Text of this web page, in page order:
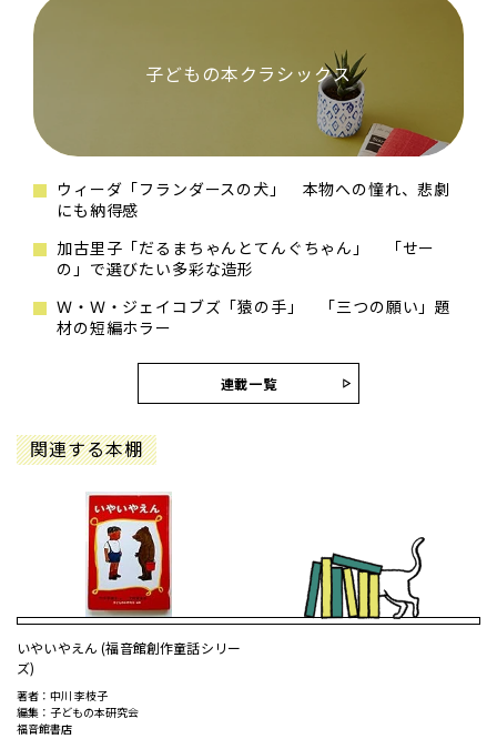
子どもの本クラシックス
ウィーダ「フランダースの犬」 本物への憧れ、悲劇
にも納得感
加古里子「だるまちゃんとてんぐちゃん」 「せー
の」で選びたい多彩な造形
Ｗ・Ｗ・ジェイコブズ「猿の手」 「三つの願い」題
材の短編ホラー
連載一覧
関連する本棚
いやいやえん (福音館創作童話シリー
ズ)
著者：中川 李枝子
編集：子どもの本研究会
福音館書店